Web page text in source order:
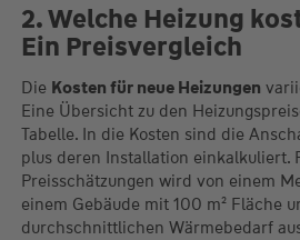
2. Welche Heizung
Ein Preisvergleich
Die Kosten für neue Heizungen
Eine Übersicht zu den
Tabelle. In die Kosten sind die
plus deren Installation einkalkuliert.
Preisschätzungen wird von einem
einem Gebäude mit 100 m² Fläche
durchschnittlichen Wärmebedarf